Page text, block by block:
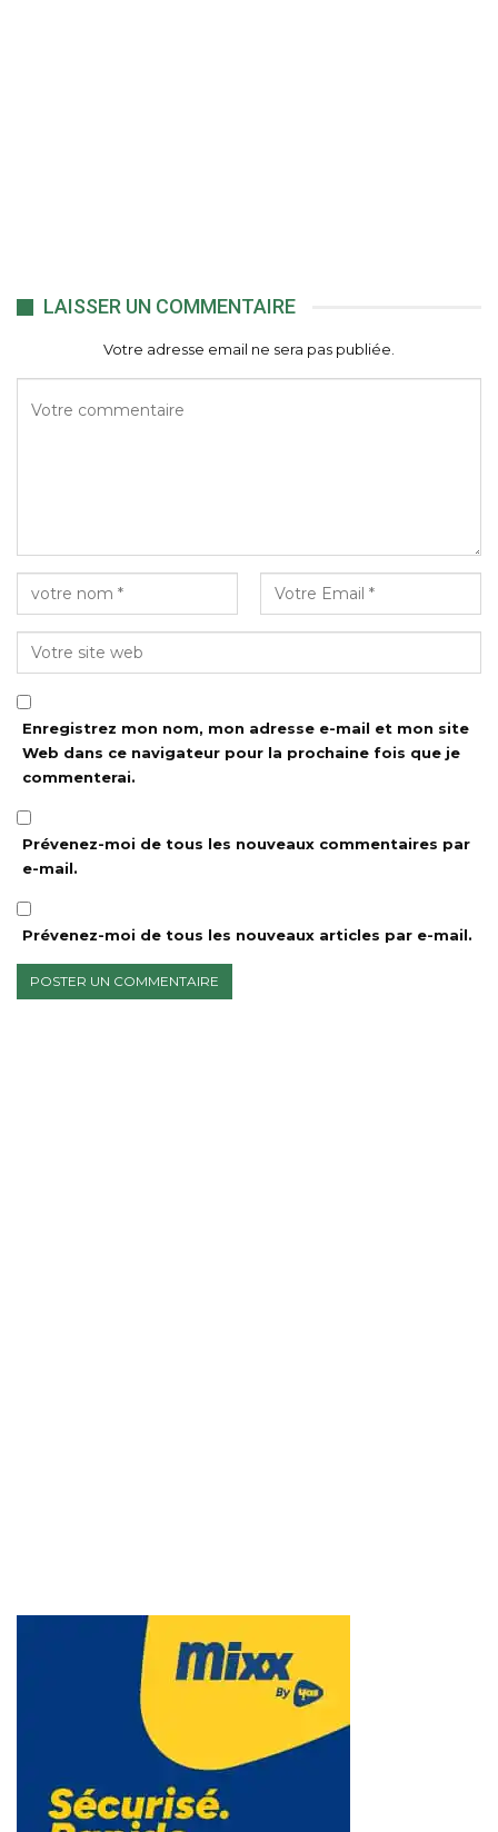
LAISSER UN COMMENTAIRE
Votre adresse email ne sera pas publiée.
Enregistrez mon nom, mon adresse e-mail et mon site
Web dans ce navigateur pour la prochaine fois que je
commenterai.
Prévenez-moi de tous les nouveaux commentaires par
e-mail.
Prévenez-moi de tous les nouveaux articles par e-mail.